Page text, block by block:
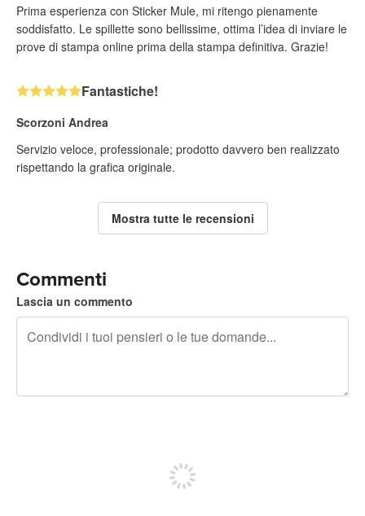
Prima esperienza con Sticker Mule, mi ritengo pienamente
soddisfatto. Le spillette sono bellissime, ottima l’idea di inviare le
prove di stampa online prima della stampa definitiva. Grazie!
Fantastiche!
Scorzoni Andrea
Servizio veloce, professionale; prodotto davvero ben realizzato
rispettando la grafica originale.
Mostra tutte le recensioni
Commenti
Lascia un commento